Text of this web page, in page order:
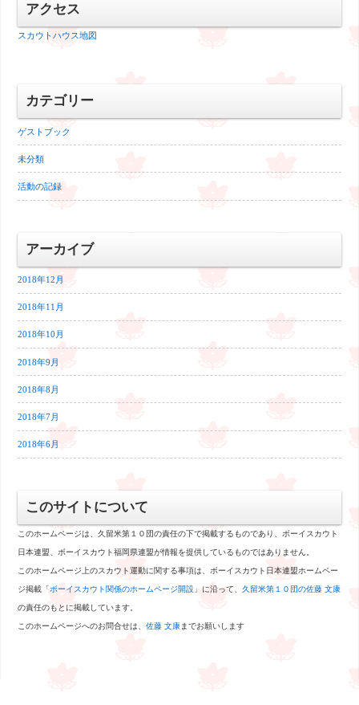
アクセス
スカウトハウス地図
カテゴリー
ゲストブック
未分類
活動の記録
アーカイブ
2018年12月
2018年11月
2018年10月
2018年9月
2018年8月
2018年7月
2018年6月
このサイトについて
このホームページは、久留米第１０団の責任の下で掲載するものであり、ボーイスカウト
日本連盟、ボーイスカウト福岡県連盟が情報を提供しているものではありません。
このホームページ上のスカウト運動に関する事項は、ボーイスカウト日本連盟ホームペー
ジ掲載「ボーイスカウト関係のホームページ開設 」に沿って、久留米第１０団の佐藤 文康
の責任のもとに掲載しています。
このホームページへのお問合せは、佐藤 文康までお願いします